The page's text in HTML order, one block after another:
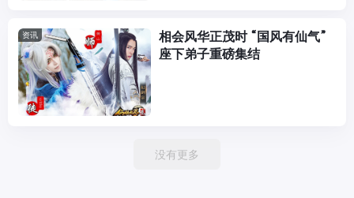
资讯
相会风华正茂时 “国风有仙气”
座下弟子重磅集结
没有更多